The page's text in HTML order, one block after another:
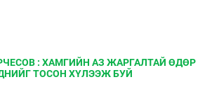
: ХАМГИЙН АЗ ЖАРГАЛТАЙ ӨДӨР
ТОСОН ХҮЛЭЭЖ БУЙ